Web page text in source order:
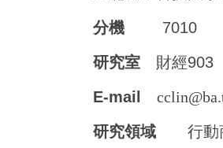
分機 7010
研究室
財經903
E-mail
研究領域
行動